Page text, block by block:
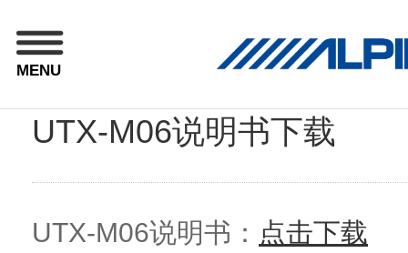
MENU
UTX-M06说明书下载
UTX-M06说明书： 点击下载